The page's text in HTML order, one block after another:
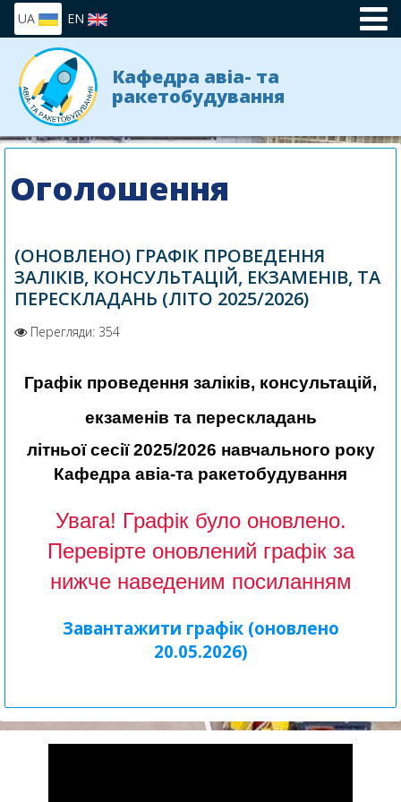
UA EN
Кафедра авіа- та
ракетобудування
Оголошення
(ОНОВЛЕНО) ГРАФІК ПРОВЕДЕННЯ
ЗАЛІКІВ, КОНСУЛЬТАЦІЙ, ЕКЗАМЕНІВ, ТА
ПЕРЕСКЛАДАНЬ (ЛІТО 2025/2026)
Перегляди: 354
Графік проведення заліків, консультацій,
екзаменів та перескладань
літньої сесії 2025/2026 навчального року
Кафедра авіа-та ракетобудування
Увага! Графік було оновлено.
Перевірте оновлений графік за
нижче наведеним посиланням
Завантажити графік (оновлено
20.05.2026)